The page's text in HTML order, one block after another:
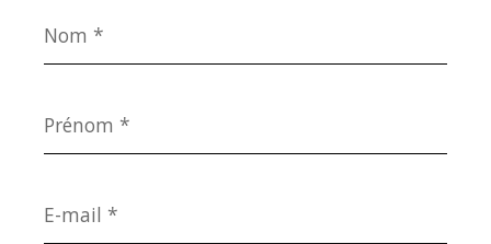
*
*
mail
*